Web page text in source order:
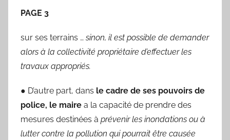
PAGE 3
sur ses terrains … sinon, il est possible de demander
alors à la collectivité propriétaire d’effectuer les
travaux appropriés.
● D’autre part, dans le cadre de ses pouvoirs de
police, le maire a la capacité de prendre des
mesures destinées à prévenir les inondations ou à
lutter contre la pollution qui pourrait être causée